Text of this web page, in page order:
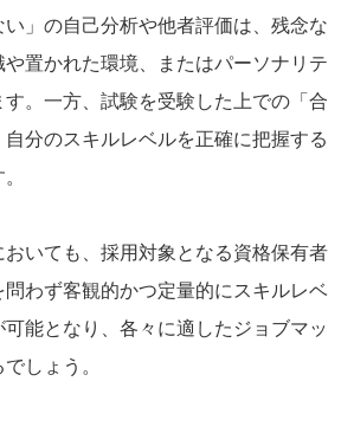
い」の自己分析や他者評価は、残念な
置かれた環境、またはパーソナリテ
す。一方、試験を受験した上での「合
分のスキルレベルを正確に把握する
おいても、採用対象となる資格保有者
わず客観的かつ定量的にスキルレベ
能となり、各々に適したジョブマッ
しょう。